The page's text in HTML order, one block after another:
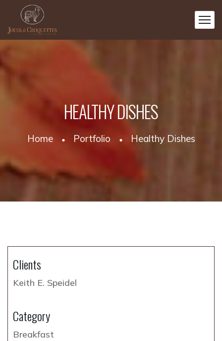
HEALTHY DISHES
Home Portfolio Healthy Dishes
Clients
Keith E. Speidel
Category
Breakfast